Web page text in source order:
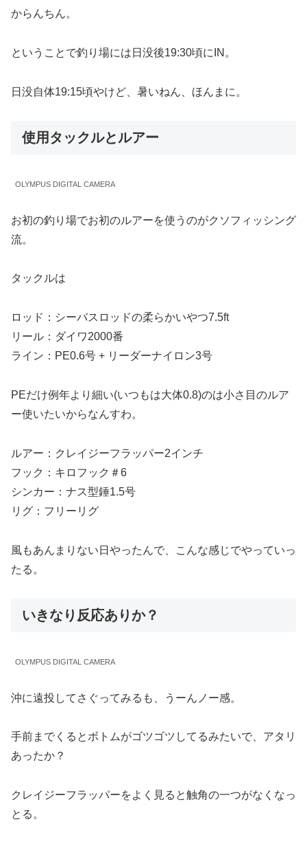
からんちん。
ということで釣り場には日没後19:30頃にIN。
日没自体19:15頃やけど、暑いねん、ほんまに。
使用タックルとルアー
OLYMPUS DIGITAL CAMERA
お初の釣り場でお初のルアーを使うのがクソフィッシング
流。
タックルは
ロッド：シーバスロッドの柔らかいやつ7.5ft
リール：ダイワ2000番
ライン：PE0.6号 + リーダーナイロン3号
PEだけ例年より細い(いつもは大体0.8)のは小さ目のルア
ー使いたいからなんすわ。
ルアー：クレイジーフラッパー2インチ
フック：キロフック＃6
シンカー：ナス型錘1.5号
リグ：フリーリグ
風もあんまりない日やったんで、こんな感じでやっていっ
たる。
いきなり反応ありか？
OLYMPUS DIGITAL CAMERA
沖に遠投してさぐってみるも、うーんノー感。
手前までくるとボトムがゴツゴツしてるみたいで、アタリ
あったか？
クレイジーフラッパーをよく見ると触角の一つがなくなっ
とる。